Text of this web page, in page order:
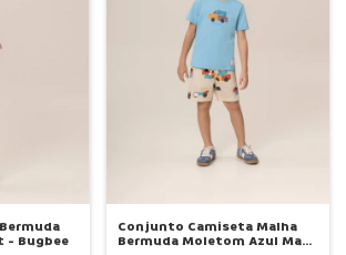
- Bugbee
Conjunto Camiseta Malha
Bermuda Moletom Azul Maui